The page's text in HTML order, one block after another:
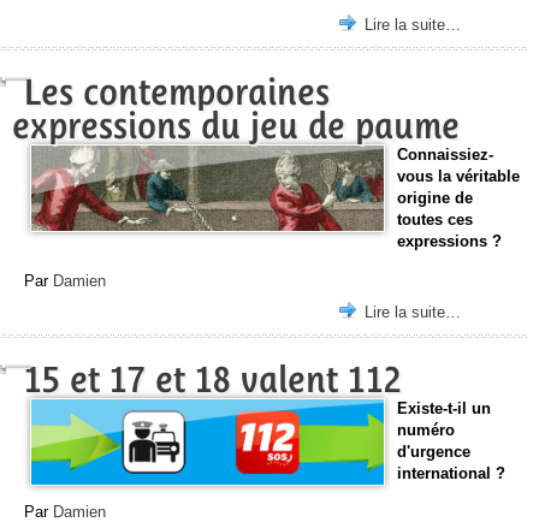
Lire la suite…
Les contemporaines
expressions du jeu de paume
Connaissiez-
vous la véritable
origine de
toutes ces
expressions ?
Par Damien
Lire la suite…
15 et 17 et 18 valent 112
Existe-t-il un
numéro
d'urgence
international ?
Par Damien